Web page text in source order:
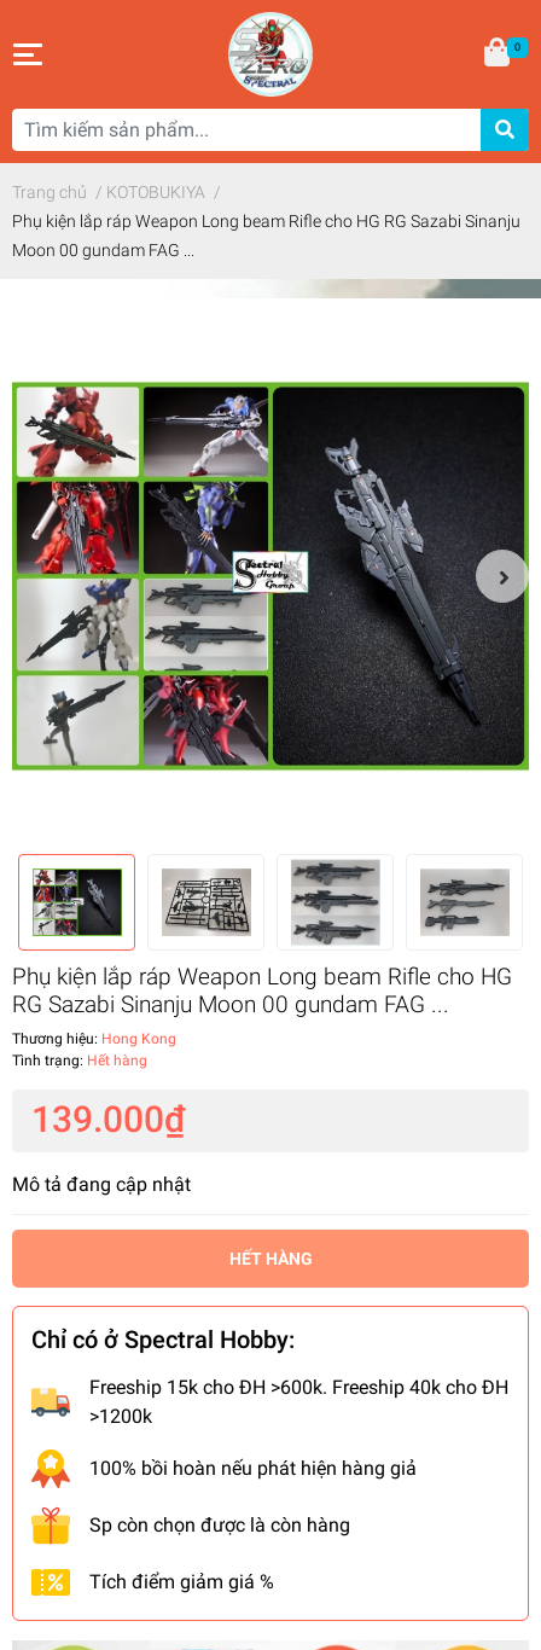
0
Trang chủ / KOTOBUKIYA /
Phụ kiện lắp ráp Weapon Long beam Rifle cho HG RG Sazabi Sinanju
Moon 00 gundam FAG ...
Phụ kiện lắp ráp Weapon Long beam Rifle cho HG
RG Sazabi Sinanju Moon 00 gundam FAG ...
Thương hiệu: Hong Kong
Tình trạng: Hết hàng
139.000₫
Mô tả đang cập nhật
HẾT HÀNG
Chỉ có ở Spectral Hobby:
Freeship 15k cho ĐH >600k. Freeship 40k cho ĐH
>1200k
100% bồi hoàn nếu phát hiện hàng giả
Sp còn chọn được là còn hàng
Tích điểm giảm giá %